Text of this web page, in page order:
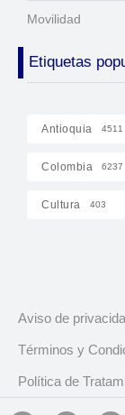
Movilidad
Etiquetas
Antioquia 4511
Colombia 6237
Cultura 403
Aviso de
Términos y
Política de